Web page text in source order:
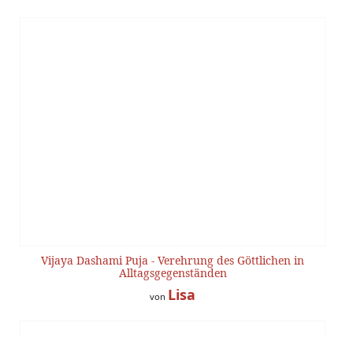
Vijaya Dashami Puja - Verehrung des Göttlichen in
Alltagsgegenständen
von Lisa